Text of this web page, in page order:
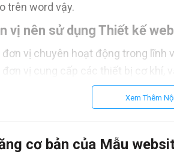
trên word vậy.
vị nên sử dụng Thiết kế
đơn vị chuyên hoạt động trong lĩnh
đơn vị cung cấp các thiết bị cơ khí,
Mẫu
tùy biến chuyên nghiệp (Thiết
Xem Thêm
cơ bản của Mẫu